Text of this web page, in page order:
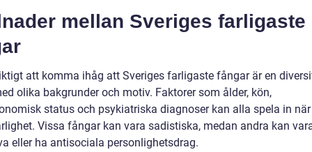
mellan Sveriges farligaste
att komma ihåg att Sveriges farligaste fångar är en
olika bakgrunder och motiv. Faktorer som ålder, kön,
status och psykiatriska diagnoser kan alla spela in
Vissa fångar kan vara sadistiska, medan andra kan
eller ha antisociala personlighetsdrag.